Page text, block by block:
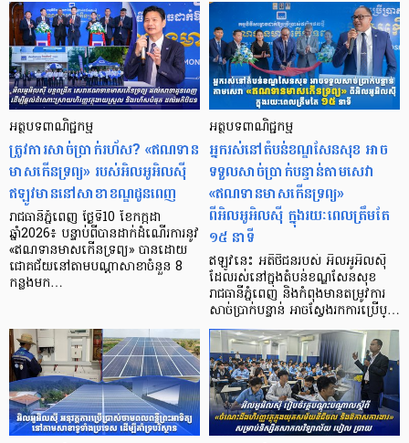
អត្ថបទពាណិជ្ជកម្ម
ត្រូវការសាច់ប្រាក់រហ័ស? «ឥណទាន
មាសកើនទ្រព្យ» របស់អិលអូអិលស៊ី
ឥឡូវមាននៅសាខាខណ្ឌដូនពេញ
រាជធានីភ្នំពេញ ថ្ងៃទី10 ខែកក្កដា
ឆ្នាំ2026៖ បន្ទាប់ពីបានដាក់ដំណើរការនូវ
«ឥណទានមាសកើនទ្រព្យ» បានដោយ
ជោគជ័យនៅតាមបណ្តាសាខាចំនួន 8
កន្លងមក…
អត្ថបទពាណិជ្ជកម្ម
អ្នករស់នៅតំបន់ខណ្ឌសែនសុខ អាច
ទទួលសាច់ប្រាក់បន្ទាន់តាមសេវា
«ឥណទានមាសកើនទ្រព្យ»
ពីអិលអូអិលស៊ី ក្នុងរយៈពេលត្រឹមតែ
១៥ នាទី
ឥឡូវនេះ អតិថិជនរបស់ អិលអូអិលស៊ី
ដែលរស់នៅក្នុងតំបន់ខណ្ឌសែនសុខ
រាជធានីភ្នំពេញ និងកំពុងមានតម្រូវការ
សាច់ប្រាក់បន្ទាន់ អាចស្វែងរកការប្រើប្…